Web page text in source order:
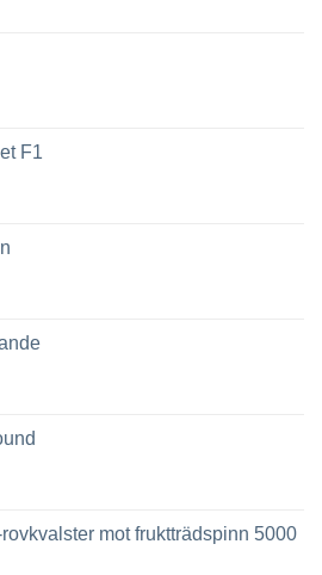
F1
mot fruktträdspinn 5000